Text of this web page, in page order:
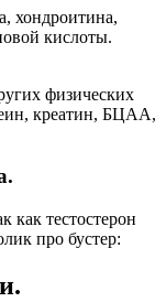
хондроитина,
кислоты.
физических
креатин, БЦАА,
как тестостерон
про бустер: